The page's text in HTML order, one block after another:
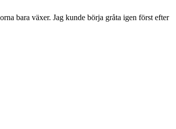
bara växer. Jag kunde börja gråta igen först efter